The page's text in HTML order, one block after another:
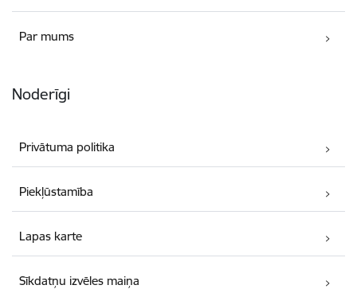
Par mums
Noderīgi
Privātuma politika
Piekļūstamība
Lapas karte
Sīkdatņu izvēles maiņa